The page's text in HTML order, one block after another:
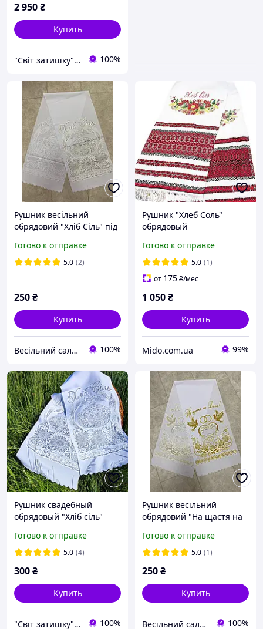
2 950₴
Купить
"Світ затишку" интернет-магазин текстиля и швейной фурнитуры 100%
Рушник весільний
обрядовий "Хліб Сіль" під
напиленням
Готово к отправке
5.0 (2)
250₴
Купить
Весільний салон «Ніколь» 100%
Рушник "Хлеб Соль"
обрядовый
Готово к отправке
5.0 (1)
от 175₴/мес
1 050₴
Купить
Mido.com.ua 99%
Рушник свадебный
обрядовый "Хліб сіль"
Готово к отправке
5.0 (4)
300₴
Купить
"Світ затишку" интернет-магазин текстиля и швейной фурнитуры 100%
Рушник весільний
обрядовий "На щастя на
вінчання із золотим
напиленням
Готово к отправке
5.0 (1)
250₴
Купить
Весільний салон «Ніколь» 100%